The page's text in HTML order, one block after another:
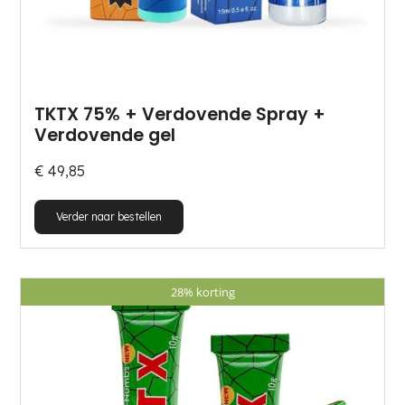
TKTX 75% + Verdovende Spray +
Verdovende gel
€ 49,85
Verder naar bestellen
Dit
product
meerdere
variaties.
Deze
optie
28% korting